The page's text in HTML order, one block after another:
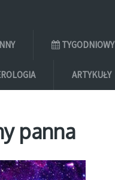
TYGODNIOWY
ARTYKUŁY
panna